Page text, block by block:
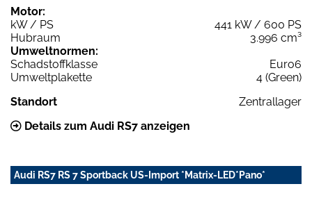
Motor:
kW / PS
441 kW / 600 PS
Hubraum
3.996 cm³
Umweltnormen:
Schadstoffklasse
Euro6
Umweltplakette
4 (Green)
Standort
Zentrallager
Details zum Audi RS7 anzeigen
Audi RS7 RS 7 Sportback US-Import *Matrix-LED*Pano*